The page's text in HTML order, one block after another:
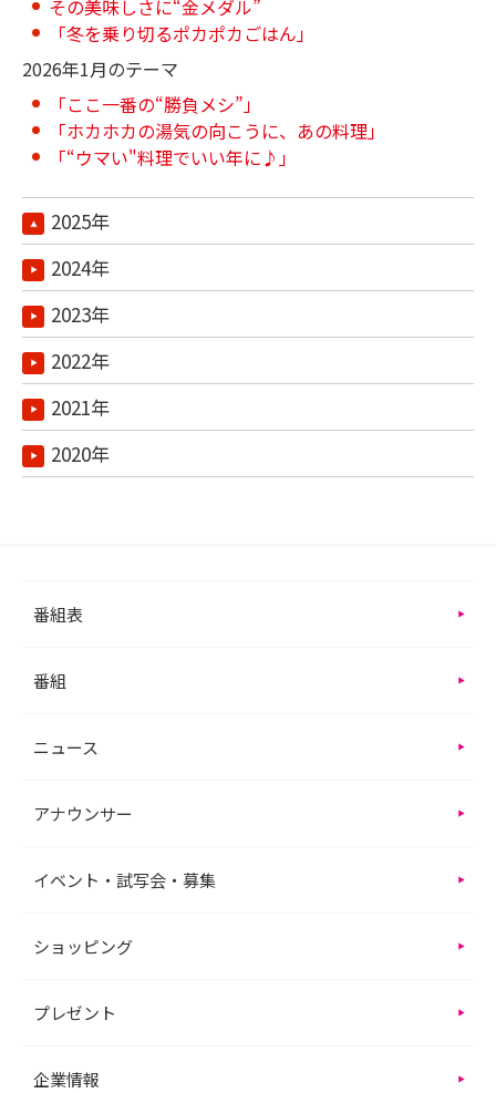
その美味しさに“金メダル”
「冬を乗り切るポカポカごはん」
2026年1月のテーマ
「ここ一番の“勝負メシ”」
「ホカホカの湯気の向こうに、あの料理」
「“ウマい"料理でいい年に♪」
2025年
2024年
2023年
2022年
2021年
2020年
番組表
番組
ニュース
アナウンサー
イベント・試写会・募集
ショッピング
プレゼント
企業情報